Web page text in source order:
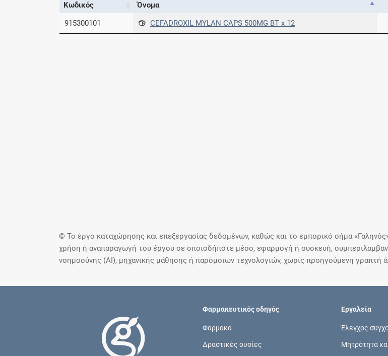
Κωδικός Όνομα
915300101
CEFADROXIL MYLAN CAPS 500MG BT x 12
© Το έργο καταχώρησης και επεξεργασίας δεδομένων, καθώς και το εμπορικό σήμα
χρήση ή αναπαραγωγή του έργου σε οποιοδήποτε μέσο, εφαρμογή ή συσκευή,
νοημοσύνης (AI), μηχανικής μάθησης ή παρόμοιων τεχνολογιών, χωρίς προηγούμενη γραπτή
Φαρμακευτικός οδηγός
Φάρμακα
Δραστικές ουσίες
Εργαλεία
Έλεγχος
Μητρότητα